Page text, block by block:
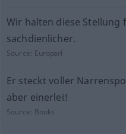
Wir halten diese
sachdienlicher.
Source: Europarl
Er steckt voller
aber einerlei!
Source: Books